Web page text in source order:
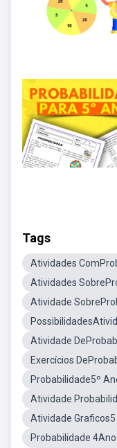
Tags
Atividades
Atividades
Atividade
Atividade
Exercícios
Probabilidade5º
Atividade
Atividade Graficos5
Probabilidade